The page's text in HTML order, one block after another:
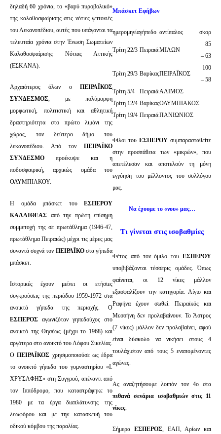
δηλαδή 60 χρόνια, το «βαρύ πυροβολικό»
της καλαθοσφαίρισης στις νότιες γειτονιές
του Λεκανοπέδιου, αυτές που υπάγονται τα
τελευταία χρόνια στην Ένωση Σωματείων
Καλαθοσφαίρισης Νότιας Αττικής
(ΕΣΚΑΝΑ).
Αρχαιότερος όλων ο ΠΕΙΡΑΪΚΟΣ
ΣΥΝΔΕΣΜΟΣ, με πολύμορφη
μορφωτική, πολιτιστική και αθλητική
δραστηριότητα στο πρώτο λιμάνι της
χώρας, τον δεύτερο δήμο του
λεκανοπέδιου. Από τον ΠΕΙΡΑΪΚΟ
ΣΥΝΔΕΣΜΟ προέκυψε και η
ποδοσφαιρική, αρχικώς ομάδα του
ΟΛΥΜΠΙΑΚΟΥ.
Η ομάδα μπάσκετ του ΕΣΠΕΡΟΥ
ΚΑΛΛΙΘΕΑΣ από την πρώτη επίσημη
συμμετοχή της σε πρωτάθλημα (1946-47,
πρωτάθλημα Πειραιώς) μέχρι τις μέρες μας
συναντά συχνά τον ΠΕΙΡΑΪΚΟστα γήπεδα
μπάσκετ.
Ιστορικές έχουν μείνει οι ετήσιες
συγκρούσεις της περιόδου 1959-1972 στα
ανοικτά γήπεδα της περιοχής. Ο
ΕΣΠΕΡΟΣ αγωνιζόταν γηπεδούχος στο
ανοικτό της Θησέως (μέχρι το 1968) και
αργότερα στο ανοικτό του Λόφου Σικελίας.
ΟΠΕΙΡΑΪΚΟΣ χρησιμοποιούσε ως έδρα
το ανοικτό γήπεδο του γυμναστηρίου «Ι.
ΧΡΥΣΑΦΗΣ» στη Συγγρού, απέναντι από
τον Ιππόδρομο, που καταστράφηκε το
1980 με τα έργα διαπλάτυνσης της
λεωφόρου και με την κατασκευή του
οδικού κόμβου της παραλίας.
Μπάσκετ Εφήβων
ημερομηνίαγήπεδο αντίπαλος σκορ
Τρίτη 22/3 ΠειραιάΜΙΛΩΝ
85
– 63
Τρίτη 29/3 ΒαρίκαςΠΕΙΡΑΪΚΟΣ
100
– 58
Τρίτη 5/4
ΠειραιάΑΛΙΜΟΣ
Τρίτη 12/4 ΒαρίκαςΟΛΥΜΠΙΑΚΟΣ
Τρίτη 19/4 ΠειραιάΠΑΝΙΩΝΙΟΣ
Φίλοι του ΕΣΠΕΡΟΥ συμπαρασταθείτε
στην προσπάθεια των «μικρών», που
απετέλεσαν και αποτελούν τη μόνη
εγγύηση του μέλλοντος του συλλόγου
μας.
Να έχουμε το «νου» μας…
Τι γίνεται στις ισοβαθμίες
Φέτος από τον όμιλο του ΕΣΠΕΡΟΥ
υποβιβάζονται τέσσερις ομάδες. Όπως
φαίνεται, οι 12 νίκες μάλλον
εξασφαλίζουν την κατηγορία. Αίγιο και
Ραφήνα έχουν σωθεί. Πειραϊκός και
Μεσσήνη δεν προλαβαίνουν. Το Άστρος
(7 νίκες) μάλλον δεν προλαβαίνει, αφού
είναι δύσκολο να νικήσει στους 4
τουλάχιστον από τους 5 εναπομένοντες
αγώνες.
Ας αναζητήσουμε λοιπόν τον 4ο στα
πιθανά σενάρια ισοβαθμιών στις 11
νίκες.
Σήμερα ΕΣΠΕΡΟΣ, ΕΑΠ, Αρίων και